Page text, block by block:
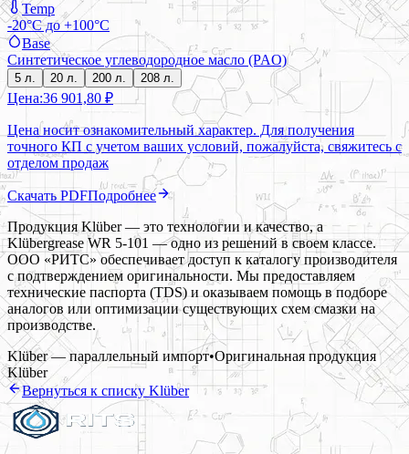
Temp
-20°C до +100°C
Base
Синтетическое углеводородное масло (PAO)
5 л. 20 л. 200 л. 208 л.
Цена:36 901,80 ₽
Цена носит ознакомительный характер. Для получения
точного КП с учетом ваших условий, пожалуйста, свяжитесь с
отделом продаж
Скачать PDFПодробнее
Продукция Klüber — это технологии и качество, а
Klübergrease WR 5-101 — одно из решений в своем классе.
ООО «РИТС» обеспечивает доступ к каталогу производителя
с подтверждением оригинальности. Мы предоставляем
технические паспорта (TDS) и оказываем помощь в подборе
аналогов или оптимизации существующих схем смазки на
производстве.
Klüber — параллельный импорт•Оригинальная продукция
Klüber
Вернуться к списку Klüber